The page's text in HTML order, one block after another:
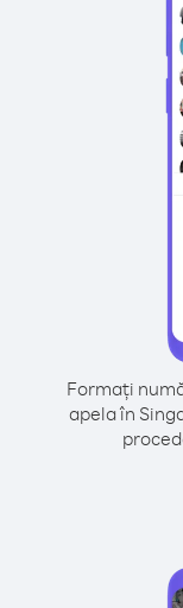
Formați
apela în